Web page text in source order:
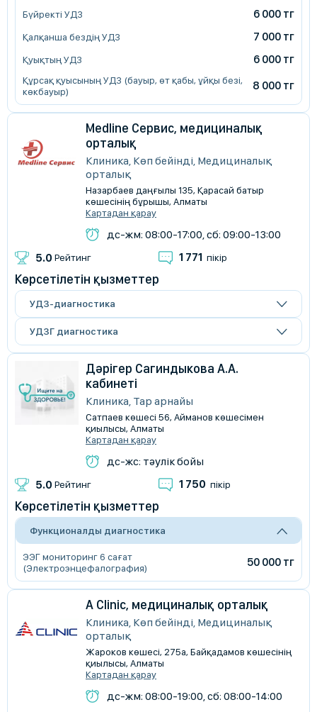
Бүйректі УДЗ 6 000 тг
Қалқанша бездің УДЗ 7 000 тг
Қуықтың УДЗ 6 000 тг
Құрсақ қуысының УДЗ (бауыр, өт қабы, ұйқы безі,
көкбауыр)
8 000 тг
Medline Сервис, медициналық
орталық
Клиника, Көп бейінді, Медициналық
орталық
Назарбаев даңғылы 135, Қарасай батыр
көшесінің бұрышы, Алматы
Картадан қарау
дс-жм: 08:00-17:00, сб: 09:00-13:00
5.0 Рейтинг 1 771 пікір
Көрсетілетін қызметтер
УДЗ-диагностика
УДЗГ диагностика
Дәрігер Сагиндыкова А.А.
кабинеті
Клиника, Тар арнайы
Сатпаев көшесі 56, Айманов көшесімен
қиылысы, Алматы
Картадан қарау
дс-жс: тәулік бойы
5.0 Рейтинг 1 750 пікір
Көрсетілетін қызметтер
Функционалды диагностика
ЭЭГ мониторинг 6 сағат
(Электроэнцефалография)
50 000 тг
A Clinic, медициналық орталық
Клиника, Көп бейінді, Медициналық
орталық
Жароков көшесі, 275а, Байқадамов көшесінің
қиылысы, Алматы
Картадан қарау
дс-жм: 08:00-19:00, сб: 08:00-14:00